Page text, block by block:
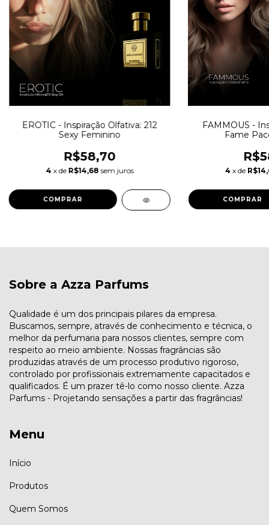
EROTIC - Inspiração Olfativa: 212
Sexy Feminino
R$58,70
4 x de R$14,68 sem juros
COMPRAR
FAMMOUS -
Fame
4 x de
COMPRAR
Sobre a Azza Parfums
Qualidade é um dos principais pilares da empresa.
Buscamos, sempre, através de conhecimento e técnica, o
melhor da perfumaria para nossos clientes, sempre com
respeito ao meio ambiente. Nossas fragrâncias são
produzidas através de um processo produtivo rigoroso,
controlado por profissionais extremamente capacitados e
qualificados. É um prazer tê-lo como nosso cliente. Azza
Parfums - Projetando sensações a partir das fragrâncias!
Menu
Início
Produtos
Quem Somos